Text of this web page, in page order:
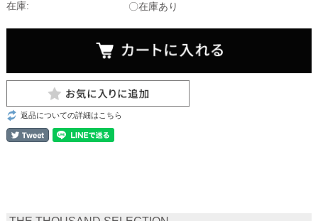
在庫: 〇在庫あり
返品についての詳細はこちら